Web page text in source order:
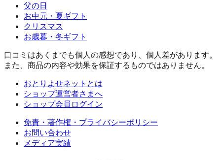
父の日
お中元・夏ギフト
クリスマス
お歳暮・冬ギフト
口コミはあくまでも個人の感想であり、個人差があります。
また、商品の内容や効果を保証するものではありません。
おとりよせネットとは
ショップ運営者さまへ
ショップ会員ログイン
免責・著作権・プライバシーポリシー
お問い合わせ
メディア実績